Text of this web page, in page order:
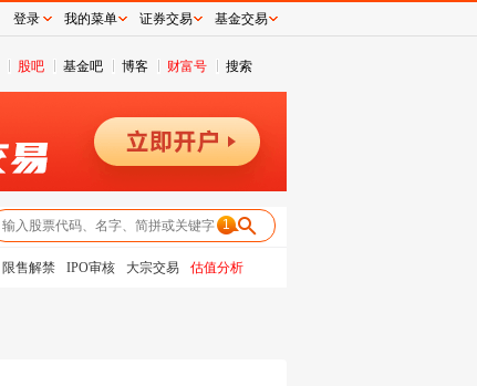
股吧 基金吧 博客 财富号 搜索
1
限售解禁 IPO审核 大宗交易 估值分析
登录 我的菜单 证券交易 基金交易